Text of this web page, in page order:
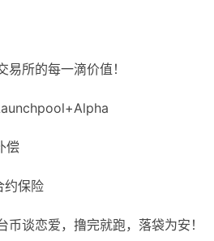
所的每一滴价值！
偿
约保险
谈恋爱，撸完就跑，落袋为安！